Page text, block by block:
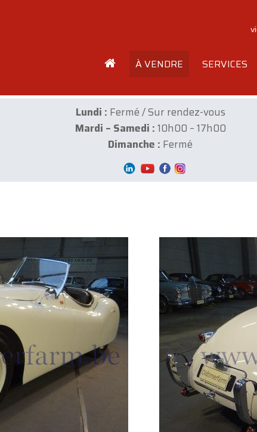
À VENDRE SERVICES
Lundi : Fermé / Sur rendez-vous
Mardi – Samedi :10h00 – 17h00
Dimanche : Fermé